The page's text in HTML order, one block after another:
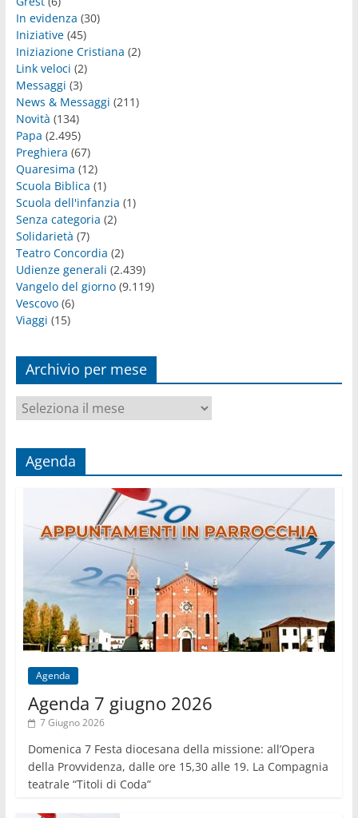
In evidenza (30)
Iniziative(45)
Iniziazione Cristiana (2)
Link veloci (2)
Messaggi (3)
News & Messaggi (211)
Novità (134)
Papa (2.495)
Preghiera (67)
Quaresima (12)
Scuola Biblica (1)
Scuola dell'infanzia (1)
Senza categoria (2)
Solidarietà (7)
Teatro Concordia (2)
Udienze generali (2.439)
Vangelo del giorno(9.119)
Vescovo(6)
Viaggi (15)
Archivio per mese
Archivio
per
Agenda
Agenda
Agenda 7 giugno 2026
7 Giugno 2026
Domenica 7 Festa diocesana della missione: all’Opera
della Provvidenza, dalle ore 15,30 alle 19. La Compagnia
teatrale “Titoli di Coda”